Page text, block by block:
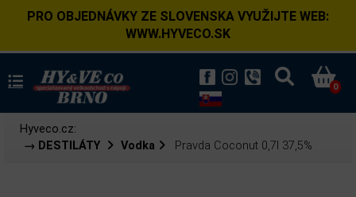
PRO OBJEDNÁVKY ZE SLOVENSKA VYUŽIJTE WEB:
WWW.HYVECO.SK
0
Hyveco.cz:
→ DESTILÁTY
Vodka Pravda Coconut 0,7l 37,5%